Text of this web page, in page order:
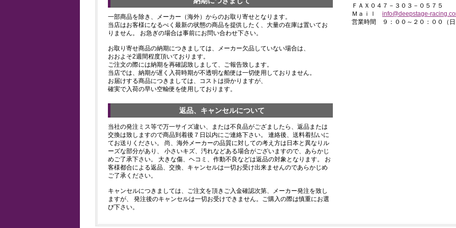
一部商品を除き、メーカー（海外）からのお取り寄せとなります。
当店はお客様になるべく最新の状態の商品を提供したく、大量の在庫は置いてお
りません。 お急ぎの場合は事前にお問い合わせ下さい。
お取り寄せ商品の納期につきましては、メーカー欠品していない場合は、
おおよそ2週間程度頂いております。
ご注文の際には納期を再確認致しまして、ご報告致します。
当店では、納期が遅く入荷時期が不透明な船便は一切使用しておりません。
お届けする商品につきましては、コストは掛かりますが、
確実で入荷の早い空輸便を使用しております。
返品、キャンセルについて
当社の発注ミス等で万一サイズ違い、または不良品がござましたら、返品または
交換は致しますので商品到着後７日以内にご連絡下さい。 連絡後、送料着払いに
てお送りください。 尚、海外メーカーの品質に対しての考え方は日本と異なりル
ーズな部分があり、 小さいキズ、汚れなどある場合がございますので、あらかじ
めご了承下さい。 大きな傷、ヘコミ、作動不良などは返品の対象となります。 お
客様都合による返品、交換、キャンセルは一切お受け出来ませんのであらかじめ
ご了承ください。
キャンセルにつきましては、ご注文を頂きご入金確認次第、メーカー発注を致し
ますが、 発注後のキャンセルは一切お受けできません。ご購入の際は慎重にお選
び下さい。
ＦＡＸ０４７－３０３－０５７５
Ｍａｉｌ info@deepstage-
営業時間 ９：００～２０：００（日